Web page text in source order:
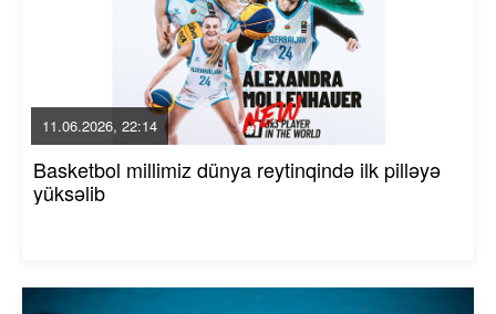
11.06.2026, 22:14
Basketbol millimiz dünya reytinqində ilk pilləyə
yüksəlib